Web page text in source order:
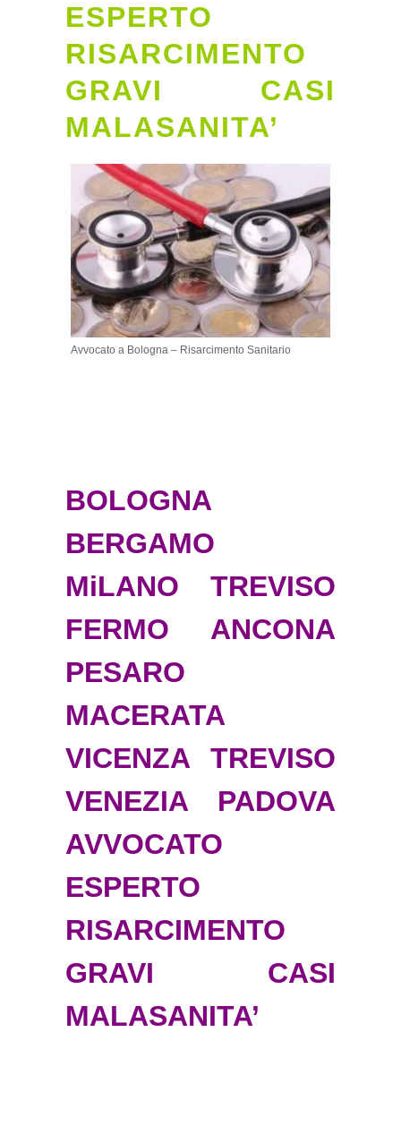
ESPERTO
RISARCIMENTO
GRAVI CASI
MALASANITA’
Avvocato a Bologna – Risarcimento Sanitario
BOLOGNA
BERGAMO
MiLANO TREVISO
FERMO ANCONA
PESARO
MACERATA
VICENZA TREVISO
VENEZIA PADOVA
AVVOCATO
ESPERTO
RISARCIMENTO
GRAVI CASI
MALASANITA’